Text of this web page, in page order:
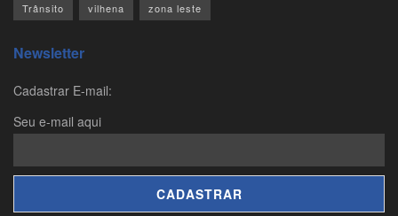
Trânsito vilhena zona leste
Newsletter
Cadastrar E-mail:
Seu e-mail aqui